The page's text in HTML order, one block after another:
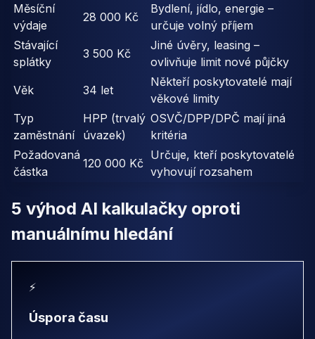
Měsíční
výdaje
28 000 Kč
Bydlení, jídlo, energie –
určuje volný příjem
Stávající
splátky
3 500 Kč
Jiné úvěry, leasing –
ovlivňuje limit nové půjčky
Věk
34 let
Někteří poskytovatelé mají
věkové limity
Typ
zaměstnání
HPP (trvalý
úvazek)
OSVČ/DPP/DPČ mají jiná
kritéria
Požadovaná
částka
120 000 Kč
Určuje, kteří poskytovatelé
vyhovují rozsahem
5 výhod AI kalkulačky oproti
manuálnímu hledání
⚡
Úspora času